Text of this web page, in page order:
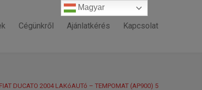
Cégünkről Ajánlatkérés Kapcsolat
FIAT DUCATO 2004 LAKóAUTó – TEMPOMAT (AP900) 5
Magyar